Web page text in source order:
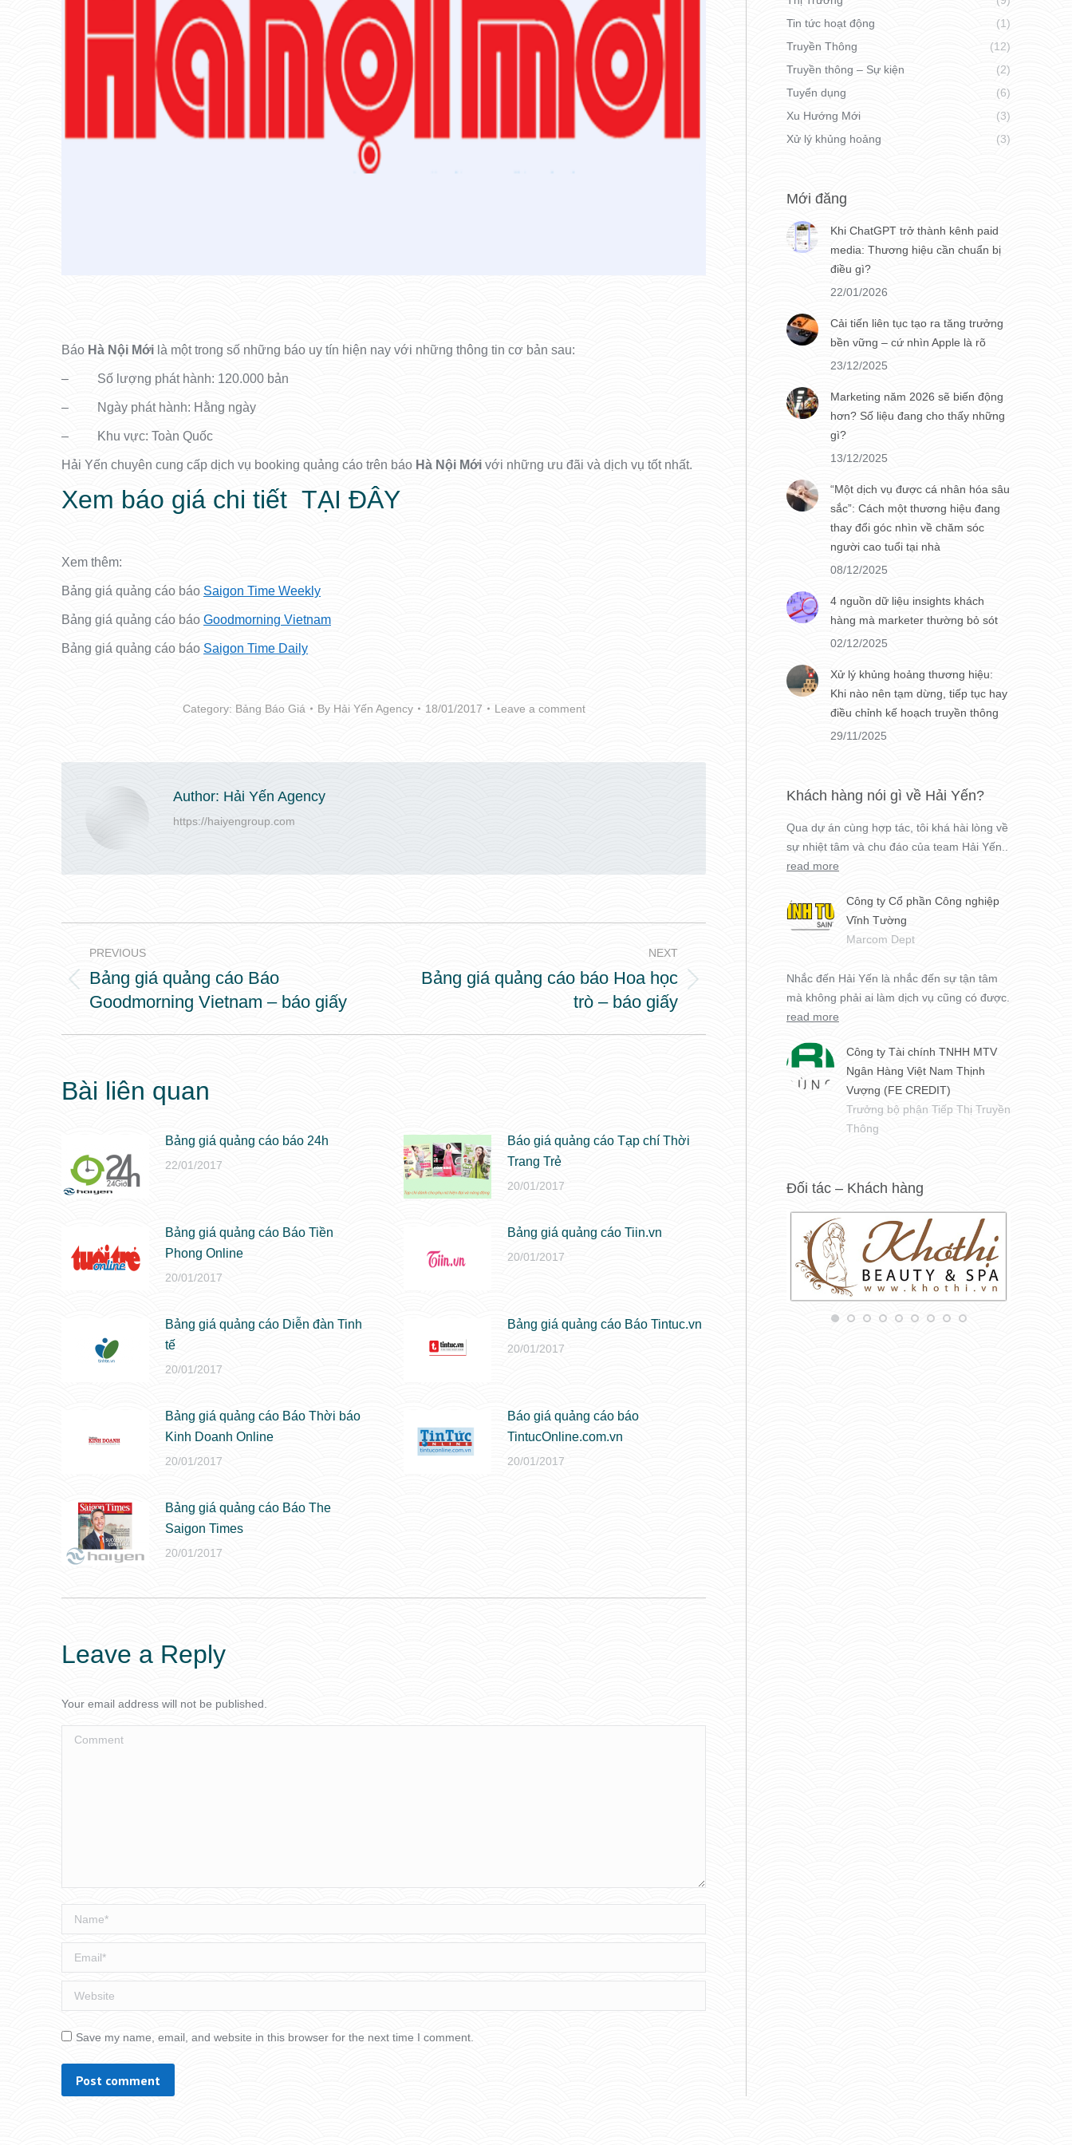
Báo Hà Nội Mới là một trong số những báo uy tín hiện nay với những thông tin cơ bản sau:
– Số lượng phát hành: 120.000 bản
– Ngày phát hành: Hằng ngày
– Khu vực: Toàn Quốc
Hải Yến chuyên cung cấp dịch vụ booking quảng cáo trên báo Hà Nội Mới với những ưu đãi và dịch vụ tốt nhất.
Xem báo giá chi tiết TẠI ĐÂY
Xem thêm:
Bảng giá quảng cáo báo Saigon Time Weekly
Bảng giá quảng cáo báo Goodmorning Vietnam
Bảng giá quảng cáo báo Saigon Time Daily
Category: Bảng Báo Giá By Hải Yến Agency 18/01/2017 Leave a comment
Author: Hải Yến Agency
https://haiyengroup.com
Post
navigation
PREVIOUS
Previous
post:
Bảng giá quảng cáo Báo
Goodmorning Vietnam – báo giấy
NEXT
NextBảng giá quảng cáo báo Hoa học
trò – báo giấy
Bài liên quan
Bảng giá quảng cáo báo 24h
22/01/2017
Báo giá quảng cáo Tạp chí Thời
Trang Trẻ
20/01/2017
Bảng giá quảng cáo Báo Tiền
Phong Online
20/01/2017
Bảng giá quảng cáo Tiin.vn
20/01/2017
Bảng giá quảng cáo Diễn đàn Tinh
tế
20/01/2017
Bảng giá quảng cáo Báo Tintuc.vn
20/01/2017
Bảng giá quảng cáo Báo Thời báo
Kinh Doanh Online
20/01/2017
Báo giá quảng cáo báo
TintucOnline.com.vn
20/01/2017
Bảng giá quảng cáo Báo The
Saigon Times
20/01/2017
Leave a Reply
Your email address will not be published.
Comment
Name *
Email *
Website
Save my name, email, and website in this browser for the next time I comment.
Post comment
Tin tức hoạt động
(1)
Truyền Thông
(12)
Truyền thông – Sự kiện
(2)
Tuyển dụng
(6)
Xu Hướng Mới
(3)
Xử lý khủng hoảng
(3)
Mới đăng
Khi ChatGPT trở thành kênh paid
media: Thương hiệu cần chuẩn bị
điều gì?
22/01/2026
Cải tiến liên tục tạo ra tăng trưởng
bền vững – cứ nhìn Apple là rõ
23/12/2025
Marketing năm 2026 sẽ biến động
hơn? Số liệu đang cho thấy những
gì?
13/12/2025
“Một dịch vụ được cá nhân hóa sâu
sắc”: Cách một thương hiệu đang
thay đổi góc nhìn về chăm sóc
người cao tuổi tại nhà
08/12/2025
4 nguồn dữ liệu insights khách
hàng mà marketer thường bỏ sót
02/12/2025
Xử lý khủng hoảng thương hiệu:
Khi nào nên tạm dừng, tiếp tục hay
điều chỉnh kế hoạch truyền thông
29/11/2025
Khách hàng nói gì về Hải Yến?
Qua dự án cùng hợp tác, tôi khá hài lòng về
sự nhiệt tâm và chu đáo của team Hải Yến..
read more
Công ty Cổ phần Công nghiệp
Vĩnh Tường
Marcom Dept
Nhắc đến Hải Yến là nhắc đến sự tận tâm
mà không phải ai làm dịch vụ cũng có được.
read more
Công ty Tài chính TNHH MTV
Ngân Hàng Việt Nam Thịnh
Vượng (FE CREDIT)
Trưởng bộ phận Tiếp Thị Truyền
Thông
Đối tác – Khách hàng